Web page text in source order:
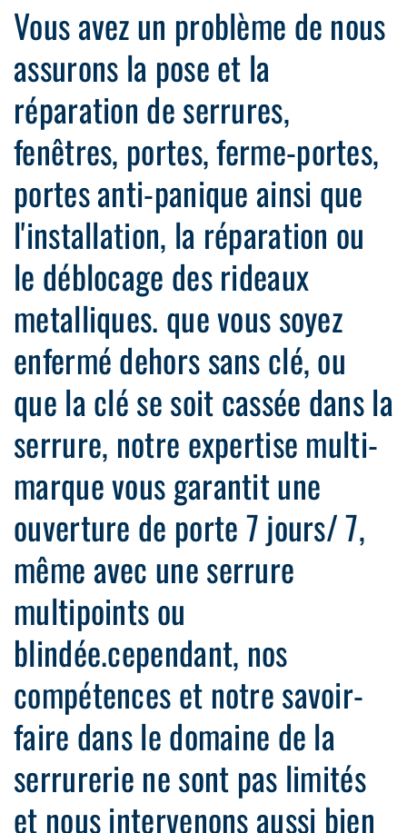
Vous avez un problème de nous
assurons la pose et la
réparation de serrures,
fenêtres, portes, ferme-portes,
portes anti-panique ainsi que
l'installation, la réparation ou
le déblocage des rideaux
metalliques. que vous soyez
enfermé dehors sans clé, ou
que la clé se soit cassée dans la
serrure, notre expertise multi-
marque vous garantit une
ouverture de porte 7 jours/ 7,
même avec une serrure
multipoints ou
blindée.cependant, nos
compétences et notre savoir-
faire dans le domaine de la
serrurerie ne sont pas limités
et nous intervenons aussi bien